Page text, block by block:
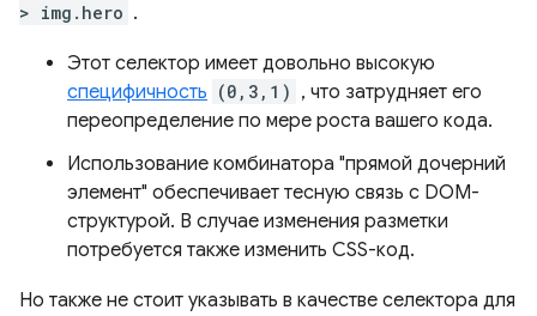
> img.hero .
Этот селектор имеет довольно высокую
специфичность (0,3,1) , что затрудняет его
переопределение по мере роста вашего кода.
Использование комбинатора "прямой дочерний
элемент" обеспечивает тесную связь с DOM-
структурой. В случае изменения разметки
потребуется также изменить CSS-код.
Но также не стоит указывать в качестве селектора для